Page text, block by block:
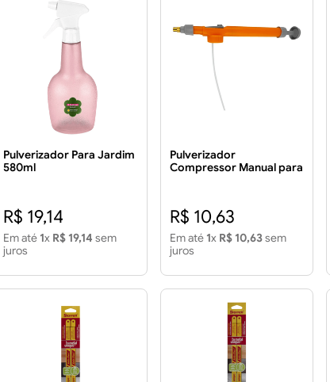
Pulverizador Para Jardim
580ml
R$ 19,14
Em até 1x R$ 19,14 sem
juros
Pulverizador
Compressor Manual para
R$ 10,63
Em até 1x R$ 10,63sem
juros